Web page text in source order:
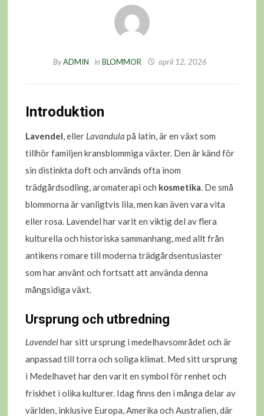
ByADMIN inBLOMMOR april 12, 2026
Introduktion
Lavendel, eller Lavandula på latin, är en växt som
tillhör familjen kransblommiga växter. Den är känd för
sin distinkta doft och används ofta inom
trädgårdsodling, aromaterapi och kosmetika. De små
blommorna är vanligtvis lila, men kan även vara vita
eller rosa. Lavendel har varit en viktig del av flera
kulturella och historiska sammanhang, med allt från
antikens romare till moderna trädgårdsentusiaster
som har använt och fortsatt att använda denna
mångsidiga växt.
Ursprung och utbredning
Lavendelhar sitt ursprung i medelhavsområdet och är
anpassad till torra och soliga klimat. Med sitt ursprung
i Medelhavet har den varit en symbol för renhet och
friskhet i olika kulturer. Idag finns den i många delar av
världen, inklusive Europa, Amerika och Australien, där